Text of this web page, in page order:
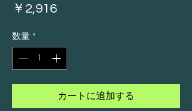
￥2,916価
数量 *
カートに追加する